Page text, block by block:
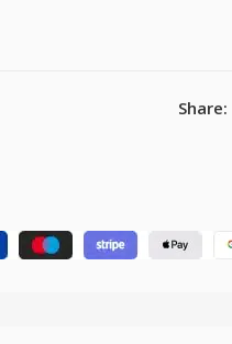
Share: